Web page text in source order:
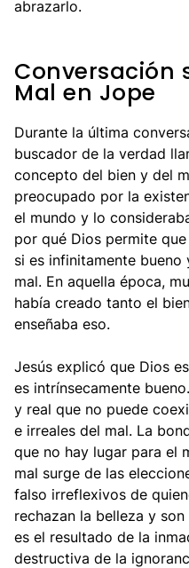
abrazarlo.
Conversación
Mal en Jope
Durante la última
buscador de la verdad
concepto del bien y del
preocupado por la
el mundo y lo
por qué Dios permite
si es infinitamente
mal. En aquella época,
había creado tanto el
enseñaba eso.
Jesús explicó que Dios
es intrínsecamente
y real que no puede
e irreales del mal. La
que no hay lugar para el
mal surge de las
falso irreflexivos de
rechazan la belleza y
es el resultado de la
destructiva de la